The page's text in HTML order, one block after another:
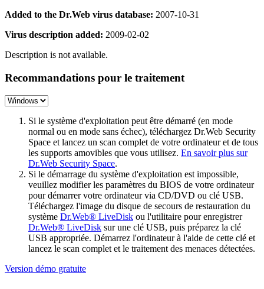
Added to the Dr.Web virus database: 2007-10-31
Virus description added: 2009-02-02
Description is not available.
Recommandations pour le traitement
Si le système d'exploitation peut être démarré (en mode
normal ou en mode sans échec), téléchargez Dr.Web Security
Space et lancez un scan complet de votre ordinateur et de tous
les supports amovibles que vous utilisez. En savoir plus sur
Dr.Web Security Space.
Si le démarrage du système d'exploitation est impossible,
veuillez modifier les paramètres du BIOS de votre ordinateur
pour démarrer votre ordinateur via CD/DVD ou clé USB.
Téléchargez l'image du disque de secours de restauration du
système Dr.Web® LiveDisk ou l'utilitaire pour enregistrer
Dr.Web® LiveDisk sur une clé USB, puis préparez la clé
USB appropriée. Démarrez l'ordinateur à l'aide de cette clé et
lancez le scan complet et le traitement des menaces détectées.
Version démo gratuite